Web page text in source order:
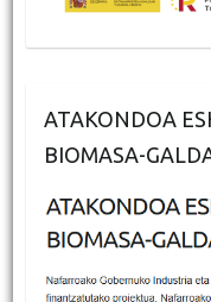
ATAKONDOA
BIOMASA-